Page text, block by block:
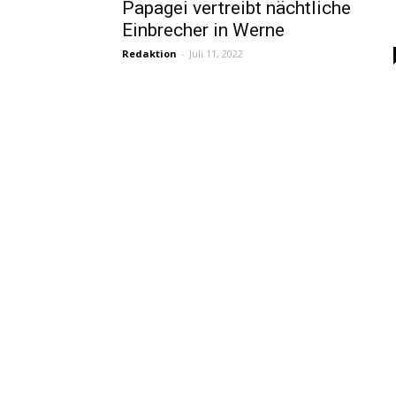
Papagei vertreibt nächtliche
Einbrecher in Werne
Redaktion - Juli 11, 2022